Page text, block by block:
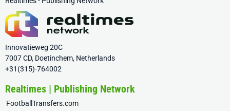
Innovatieweg 20C
7007 CD, Doetinchem, Netherlands
+31(315)-764002
Realtimes | Publishing Network
FootballTransfers.com